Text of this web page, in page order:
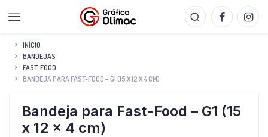
INÍCIO
BANDEJAS
FAST-FOOD
BANDEJA PARA FAST-FOOD – G1 (15 X 12 X 4 CM)
Bandeja para Fast-Food – G1 (15
x 12 x 4 cm)